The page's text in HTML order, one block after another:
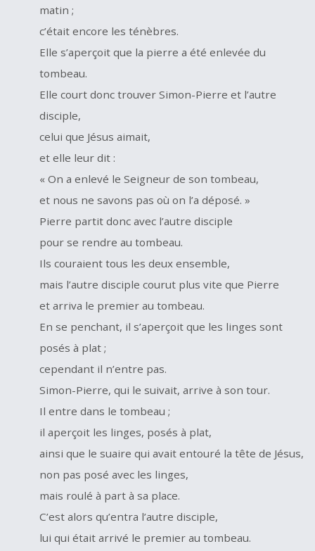
matin ;
c’était encore les ténèbres.
Elle s’aperçoit que la pierre a été enlevée du
tombeau.
Elle court donc trouver Simon-Pierre et l’autre
disciple,
celui que Jésus aimait,
et elle leur dit :
« On a enlevé le Seigneur de son tombeau,
et nous ne savons pas où on l’a déposé. »
Pierre partit donc avec l’autre disciple
pour se rendre au tombeau.
Ils couraient tous les deux ensemble,
mais l’autre disciple courut plus vite que Pierre
et arriva le premier au tombeau.
En se penchant, il s’aperçoit que les linges sont
posés à plat ;
cependant il n’entre pas.
Simon-Pierre, qui le suivait, arrive à son tour.
Il entre dans le tombeau ;
il aperçoit les linges, posés à plat,
ainsi que le suaire qui avait entouré la tête de Jésus,
non pas posé avec les linges,
mais roulé à part à sa place.
C’est alors qu’entra l’autre disciple,
lui qui était arrivé le premier au tombeau.